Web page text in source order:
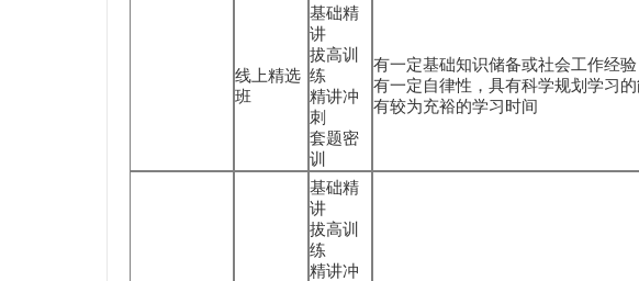
线上精选
班
基础精
讲
拔高训
练
精讲冲
刺
套题密
训
有一定基础知识储备或社会工作经验
有一定自律性，具有科学规划学习的
有较为充裕的学习时间
基础精
讲
拔高训
练
精讲冲